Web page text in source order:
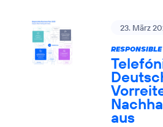
23. März
aus